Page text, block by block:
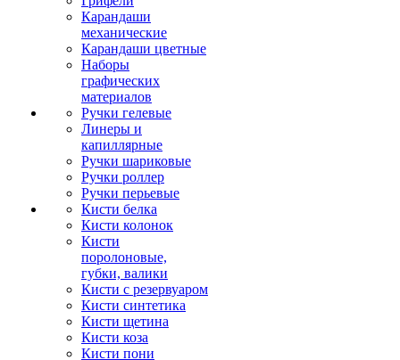
Карандаши
механические
Карандаши цветные
Наборы
графических
материалов
Ручки гелевые
Линеры и
капиллярные
Ручки шариковые
Ручки роллер
Ручки перьевые
Кисти белка
Кисти колонок
Кисти
поролоновые,
губки, валики
Кисти с резервуаром
Кисти синтетика
Кисти щетина
Кисти коза
Кисти пони